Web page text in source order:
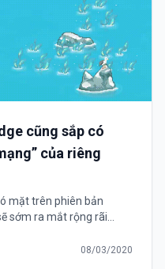
cũng sắp có
của riêng
mặt trên phiên bản
sớm ra mắt rộng rãi
08/03/2020